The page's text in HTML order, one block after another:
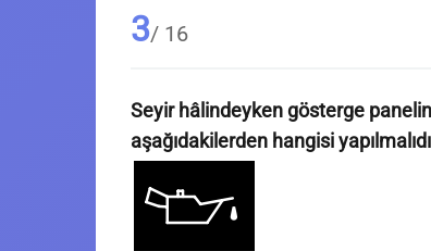
3/ 16
Seyir hâlindeyken gösterge
aşağıdakilerden hangisi